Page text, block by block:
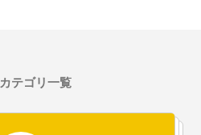
カテゴリ一覧